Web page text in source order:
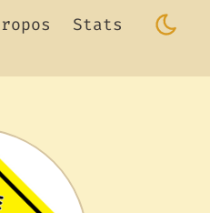
Stats